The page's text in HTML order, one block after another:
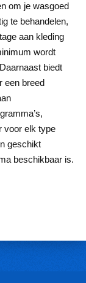
om je wasgoed
te behandelen,
aan kleding
wordt
biedt
een breed
voor elk type
geschikt
beschikbaar is.